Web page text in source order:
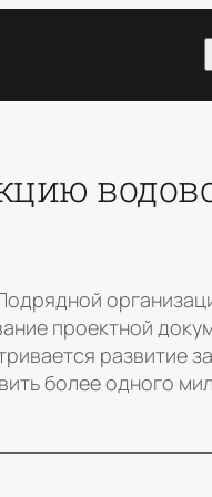
проектной
развитие
более одного